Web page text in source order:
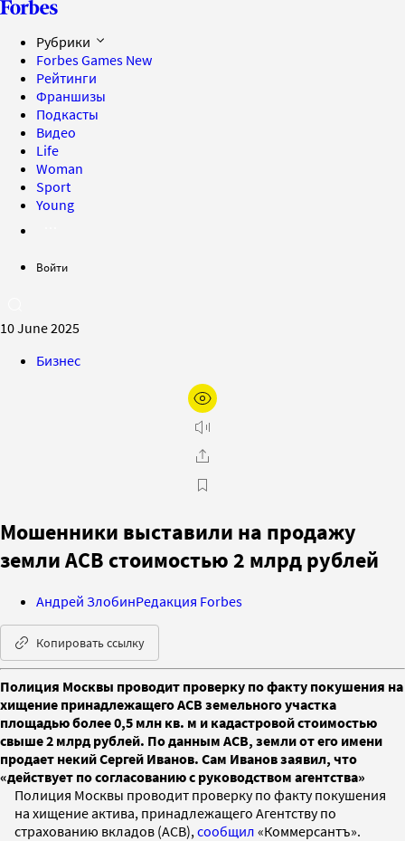
Рубрики
Forbes Games New
Рейтинги
Франшизы
Подкасты
Видео
Life
Woman
Sport
Young
Войти
10 June 2025
Бизнес
Мошенники выставили на продажу
земли АСВ стоимостью 2 млрд рублей
Андрей ЗлобинРедакция Forbes
Копировать ссылку
Полиция Москвы проводит проверку по факту покушения на
хищение принадлежащего АСВ земельного участка
площадью более 0,5 млн кв. м и кадастровой стоимостью
свыше 2 млрд рублей. По данным АСВ, земли от его имени
продает некий Сергей Иванов. Сам Иванов заявил, что
«действует по согласованию с руководством агентства»
Полиция Москвы проводит проверку по факту покушения
на хищение актива, принадлежащего Агентству по
страхованию вкладов (АСВ), сообщил «Коммерсантъ».